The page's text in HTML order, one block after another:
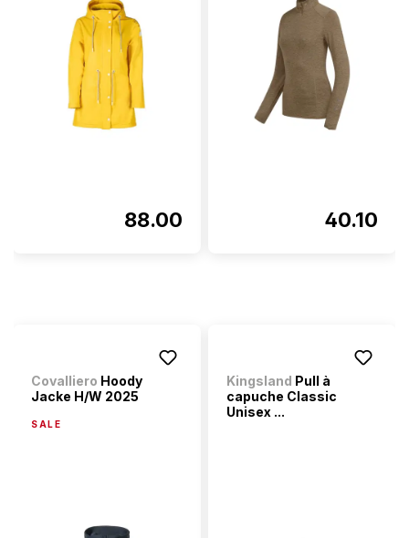
88.00 40.10
Covalliero Hoody
Jacke H/W 2025
SALE
Kingsland Pull à
capuche Classic
Unisex ...